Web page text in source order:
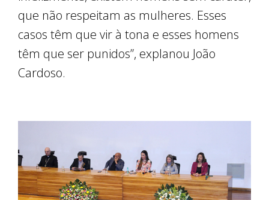
que não respeitam as mulheres. Esses
casos têm que vir à tona e esses homens
têm que ser punidos”, explanou João
Cardoso.